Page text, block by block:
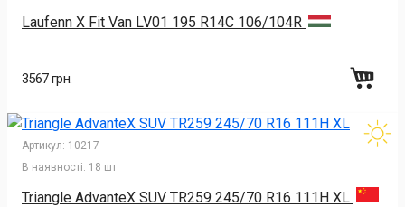
Laufenn X Fit Van LV01 195 R14C 106/104R
3567 грн.
Артикул: 10217
В наявності: 18 шт
Triangle AdvanteX SUV TR259 245/70 R16 111H XL